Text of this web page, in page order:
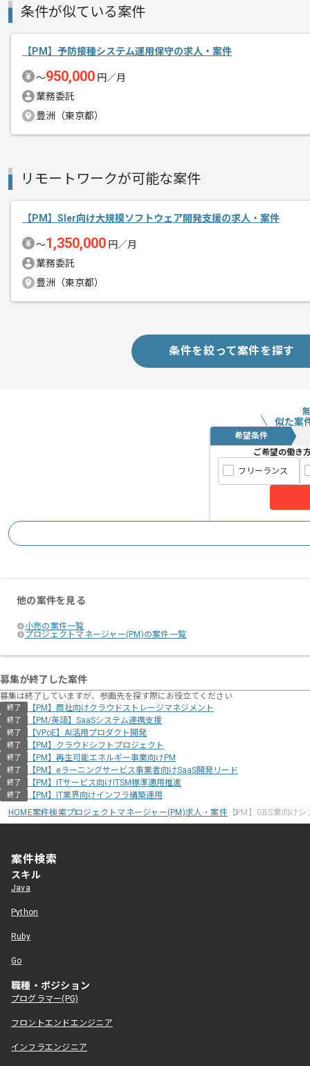
エージェントからのコ
レバテックでの実績がある企業の案件で
PMの経験を活かすことができます。
基本的には一部リモート作業を見込んで
条件が似ている案件
【PM】予防接種システム運用保守の求人・案件
〜950,000 円／月
業務委託
豊洲（東京都）
リモートワークが可能な案件
【PM】Sler向け大規模ソフトウェア開発支援の求人・案件
〜1,350,000 円／月
業務委託
豊洲（東京都）
条件を絞って案件を探す
似た案
希望条件
ご希望の働き
フリーランス
他の案件を見る
小売の案件一覧
プロジェクトマネージャー(PM)の案件一覧
募集が終了した案件
募集は終了していますが、参画先を探す際にお役立てください
終了 【PM】商社向けクラウドストレージマネジメント
終了 【PM/英語】SaaSシステム連携支援
終了 【VPoE】AI活用プロダクト開発
終了 【PM】クラウドシフトプロジェクト
終了 【PM】再生可能エネルギー事業向けPM
終了 【PM】eラーニングサービス事業者向けSaaS開発リード
終了 【PM】ITサービス向けITSM標準適用推進
終了
【PM】IT業界向けインフラ構築運用
HOME案件検索プロジェクトマネージャー(PM)求人・案件【PM】GBS業向け
案件検索
スキル
Java
Python
Ruby
Go
職種・ポジション
プログラマー(PG)
フロントエンドエンジニア
インフラエンジニア